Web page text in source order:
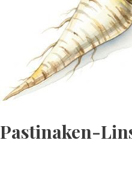
Pastinaken-